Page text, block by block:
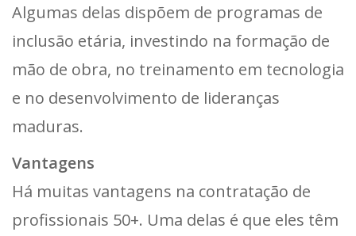
Algumas delas dispõem de programas de
inclusão etária, investindo na formação de
mão de obra, no treinamento em tecnologia
e no desenvolvimento de lideranças
maduras.
Vantagens
Há muitas vantagens na contratação de
profissionais 50+. Uma delas é que eles têm